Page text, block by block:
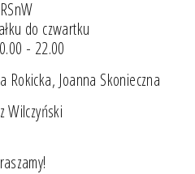
do czwartku
- 22.00
Rokicka, Joanna Skonieczna
Wilczyński